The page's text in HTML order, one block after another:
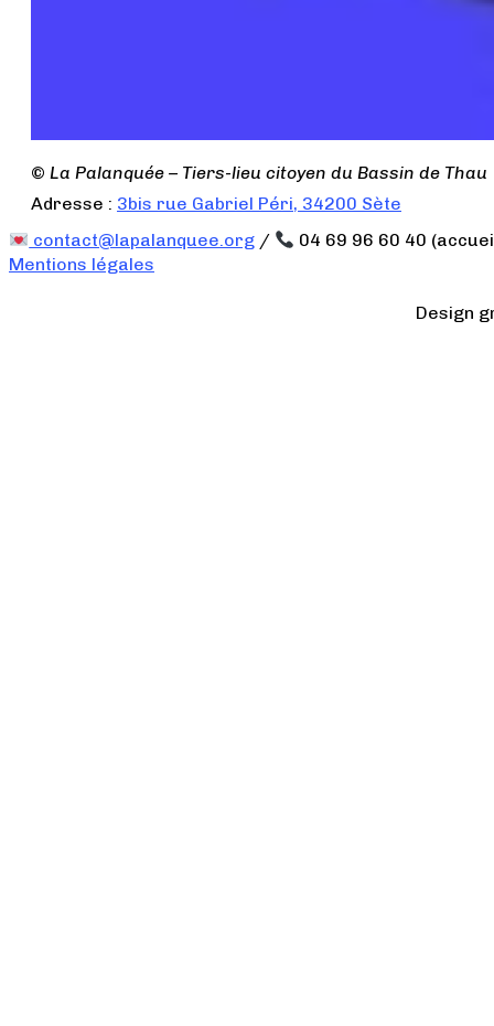
© La Palanquée – Tiers-lieu citoyen du Bassin de Thau
Adresse : 3bis rue Gabriel Péri, 34200 Sète
contact@lapalanquee.org /
04 69 96 60 40
Mentions légales
Design